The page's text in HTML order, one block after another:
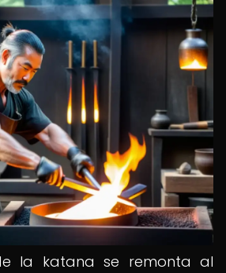
la katana se remonta al